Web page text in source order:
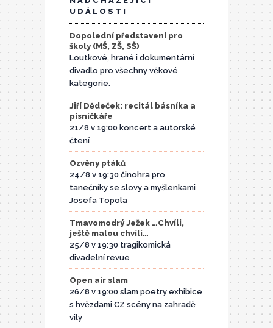
UDÁLOSTI
Dopolední představení pro
školy (MŠ, ZŠ, SŠ)
Loutkové, hrané i dokumentární
divadlo pro všechny věkové
kategorie.
Jiří Dědeček: recitál básníka a
písničkáře
21/8 v 19:00 koncert a autorské
čtení
Ozvěny ptáků
24/8 v 19:30 činohra pro
tanečníky se slovy a myšlenkami
Josefa Topola
Tmavomodrý Ježek …Chvíli,
ještě malou chvíli…
25/8 v 19:30 tragikomická
divadelní revue
Open air slam
26/8 v 19:00 slam poetry exhibice
s hvězdami CZ scény na zahradě
vily